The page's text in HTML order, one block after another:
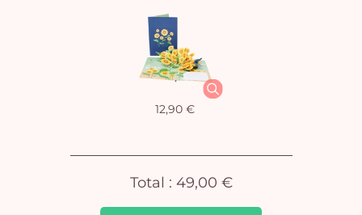
12,90 €
Total : 49,00 €